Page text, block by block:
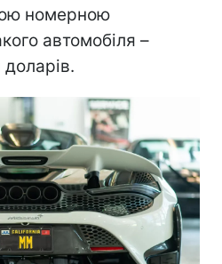
номерною
автомобіля –